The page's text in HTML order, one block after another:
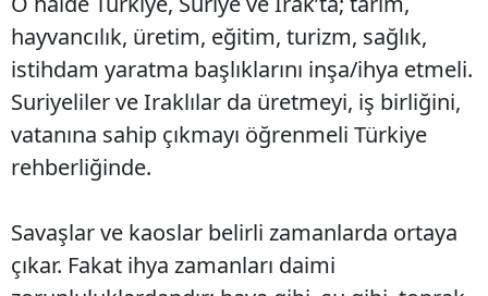
hayvancılık, üretim, eğitim, turizm, sağlık,
istihdam yaratma başlıklarını inşa/ihya etmeli.
Suriyeliler ve Iraklılar da üretmeyi, iş birliğini,
vatanına sahip çıkmayı öğrenmeli Türkiye
rehberliğinde.
Savaşlar ve kaoslar belirli zamanlarda ortaya
çıkar. Fakat ihya zamanları daimi